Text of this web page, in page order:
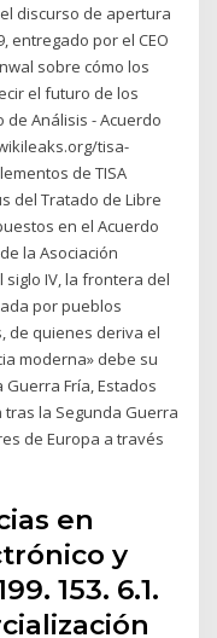
discurso de apertura
entregado por el CEO
sobre cómo los
el futuro de los
Análisis - Acuerdo
tisa-
de TISA
del Tratado de Libre
en el Acuerdo
la Asociación
IV, la frontera del
por pueblos
de quienes deriva el
moderna» debe su
Fría, Estados
la Segunda Guerra
de Europa a través
en
y
153. 6.1.